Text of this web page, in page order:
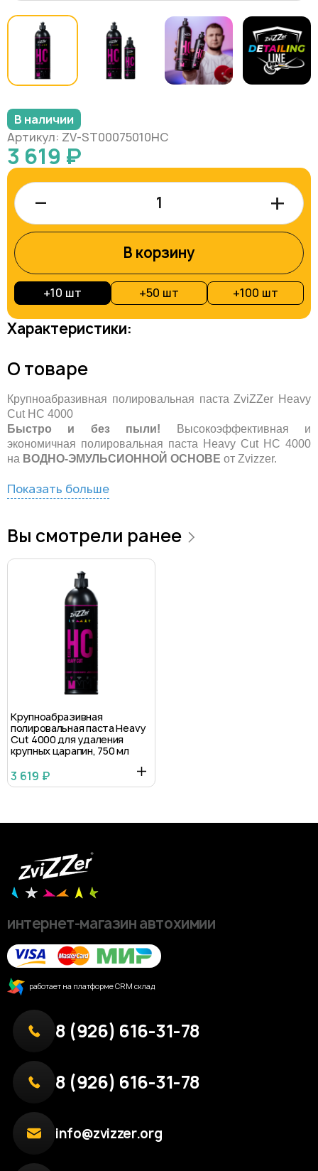
В наличии
Артикул: ZV-ST00075010HC
3 619 ₽
– +
В корзину
+10 шт +50 шт +100 шт
Характеристики:
О товаре
Крупноабразивная полировальная паста ZviZZer Heavy
Cut HC 4000
Быстро и без пыли! Высокоэффективная и
экономичная полировальная паста Heavy Cut HC 4000
на ВОДНО-ЭМУЛЬСИОННОЙ ОСНОВЕ от Zvizzer.
Показать больше
Вы смотрели ранее
Крупноабразивная
полировальная паста Heavy
Cut 4000 для удаления
крупных царапин, 750 мл
3 619 ₽
интернет-магазин автохимии
работает на платформе CRM склад
8 (926) 616-31-78
8 (926) 616-31-78
info@zvizzer.org